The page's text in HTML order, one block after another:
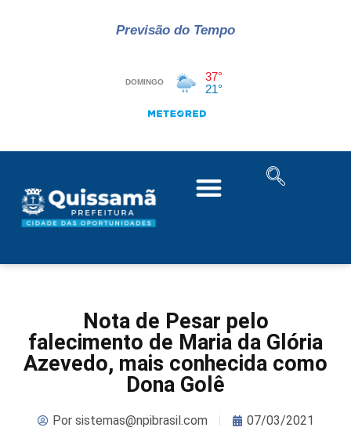
Previsão do Tempo
Nota de Pesar pelo
falecimento de Maria da Glória
Azevedo, mais conhecida como
Dona Golê
Porsistemas@npibrasil.com 07/03/2021